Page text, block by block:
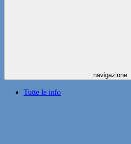
navigazione
Tutte le info